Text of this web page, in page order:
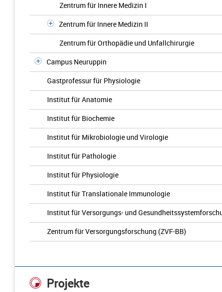
Zentrum für Innere Medizin I
Zentrum für Innere Medizin II
Zentrum für Orthopädie und Unfallchirurgie
Campus Neuruppin
Gastprofessur für Physiologie
Institut für Anatomie
Institut für Biochemie
Institut für Mikrobiologie und Virologie
Institut für Pathologie
Institut für Physiologie
Institut für Translationale Immunologie
Institut für Versorgungs- und
Zentrum für Versorgungsforschung (ZVF-BB)
Projekte